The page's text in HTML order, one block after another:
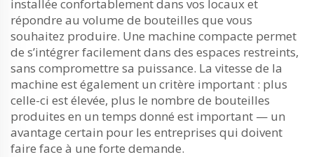
installée confortablement dans vos locaux et
répondre au volume de bouteilles que vous
souhaitez produire. Une machine compacte permet
de s’intégrer facilement dans des espaces restreints,
sans compromettre sa puissance. La vitesse de la
machine est également un critère important : plus
celle-ci est élevée, plus le nombre de bouteilles
produites en un temps donné est important — un
avantage certain pour les entreprises qui doivent
faire face à une forte demande.